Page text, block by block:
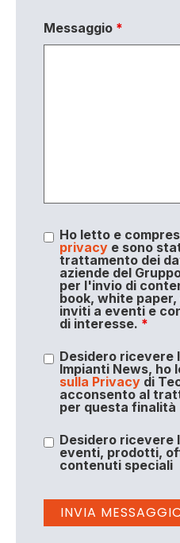
Messaggio *
Ho letto e
privacye sono
trattamento dei
aziende del
per l'invio di
book, white
inviti a eventi e
di interesse. *
Desidero ricevere
Impianti News, ho
sulla Privacydi
acconsento al
per questa finalità
Desidero ricevere
eventi, prodotti,
contenuti speciali